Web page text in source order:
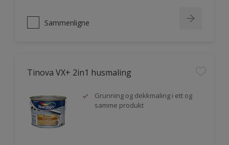
Sammenligne
Tinova VX+ 2in1 husmaling
Grunning og dekkmaling i ett og
samme produkt